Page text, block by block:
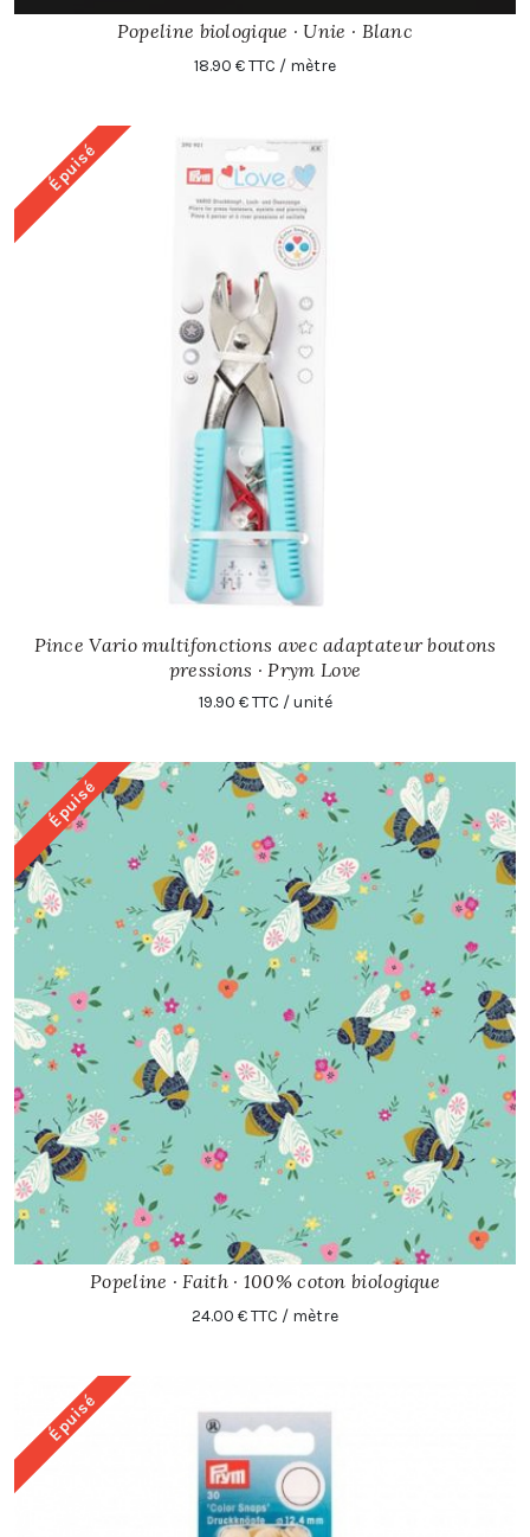
Popeline biologique · Unie · Blanc
18.90 € TTC / mètre
Épuisé
Pince Vario multifonctions avec adaptateur boutons
pressions · Prym Love
19.90 € TTC / unité
Épuisé
Popeline · Faith · 100% coton biologique
24.00 € TTC / mètre
Épuisé